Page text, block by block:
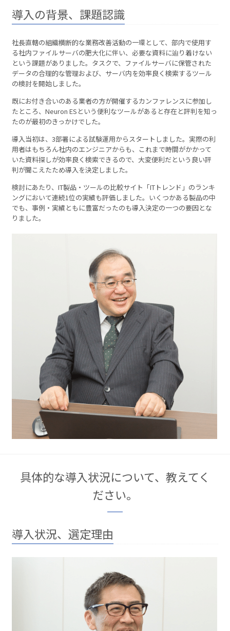
導入の背景、課題認識
社長直轄の組織横断的な業務改善活動の一環として、部内で使用す
る社内ファイルサーバの肥大化に伴い、必要な資料に辿り着けない
という課題がありました。タスクで、ファイルサーバに保管された
データの合理的な管理および、サーバ内を効率良く検索するツール
の検討を開始しました。
既にお付き合いのある業者の方が開催するカンファレンスに参加し
たところ、Neuron ESという便利なツールがあると存在と評判を知っ
たのが最初のきっかけでした。
導入当初は、3部署による試験運用からスタートしました。実際の利
用者はもちろん社内のエンジニアからも、これまで時間がかかって
いた資料探しが効率良く検索できるので、大変便利だという良い評
判が聞こえたため導入を決定しました。
検討にあたり、IT製品・ツールの比較サイト「ITトレンド」のランキ
ングにおいて連続1位の実績も評価しました。いくつかある製品の中
でも、事例・実績ともに豊富だったのも導入決定の一つの要因とな
りました。
具体的な導入状況について、教えてく
ださい。
導入状況、選定理由